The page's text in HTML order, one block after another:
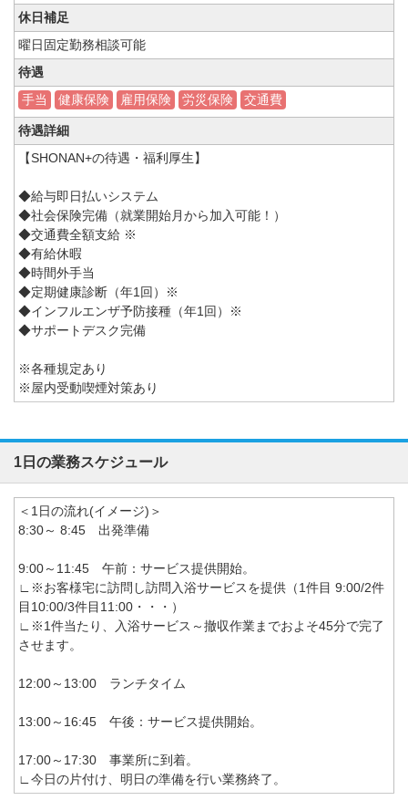
休日補足
曜日固定勤務相談可能
待遇
手当
健康保険 雇用保険 労災保険 交通費
待遇詳細
【SHONAN+の待遇・福利厚生】
◆給与即日払いシステム
◆社会保険完備（就業開始月から加入可能！）
◆交通費全額支給 ※
◆有給休暇
◆時間外手当
◆定期健康診断（年1回）※
◆インフルエンザ予防接種（年1回）※
◆サポートデスク完備
※各種規定あり
※屋内受動喫煙対策あり
1日の業務スケジュール
＜1日の流れ(イメージ)＞
8:30～ 8:45 出発準備
9:00～11:45 午前：サービス提供開始。
∟※お客様宅に訪問し訪問入浴サービスを提供（1件目 9:00/2件
目10:00/3件目11:00・・・）
∟※1件当たり、入浴サービス～撤収作業までおよそ45分で完了
させます。
12:00～13:00 ランチタイム
13:00～16:45 午後：サービス提供開始。
17:00～17:30 事業所に到着。
∟今日の片付け、明日の準備を行い業務終了。